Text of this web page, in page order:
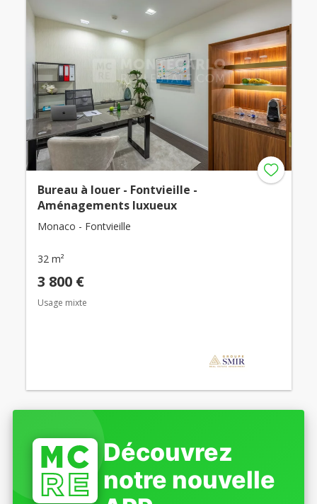
Bureau à louer - Fontvieille -
Aménagements luxueux
Monaco - Fontvieille
32 m²
3 800 €
Usage mixte
Découvrez
notre nouvelle